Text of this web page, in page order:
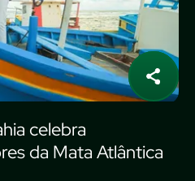
celebra
da Mata Atlântica